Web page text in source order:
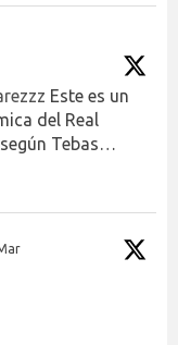
Este es un
del Real
Tebas…